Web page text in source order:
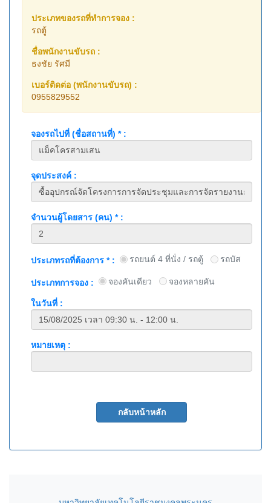
ประเภทของรถที่ทำการจอง :
รถตู้
ชื่อพนักงานขับรถ :
ธงชัย รัศมี
เบอร์ติดต่อ (พนักงานขับรถ) :
0955829552
จองรถไปที่ (ชื่อสถานที่) * :
จุดประสงค์ :
จำนวนผู้โดยสาร (คน) * :
ประเภทรถที่ต้องการ * : รถยนต์ 4 ที่นั่ง / รถตู้ รถบัส
ประเภทการจอง : จองคันเดียว จองหลายคัน
ในวันที่ :
หมายเหตุ :